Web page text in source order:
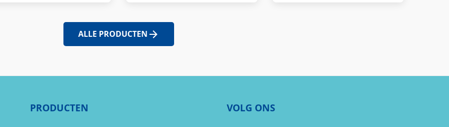
ALLE PRODUCTEN
PRODUCTEN VOLG ONS